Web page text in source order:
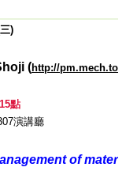
)
(http://
點
演講廳
of